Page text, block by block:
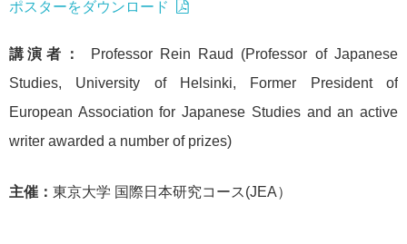
ポスターをダウンロード
講演者：
Professor Rein Raud (Professor of Japanese
Studies, University of Helsinki, Former President of
European Association for Japanese Studies and an active
writer awarded a number of prizes)
主催： 東京大学 国際日本研究コース(JEA）